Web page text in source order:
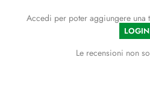
Accedi per poter aggiungere una
LOGIN
Le recensioni non